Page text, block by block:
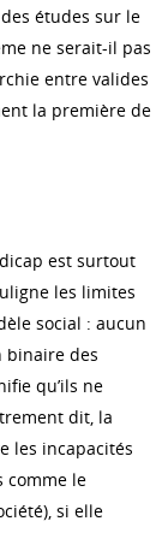
études sur le
ne serait-il pas
entre valides
la première de
est surtout
les limites
social : aucun
binaire des
qu’ils ne
dit, la
les incapacités
comme le
si elle